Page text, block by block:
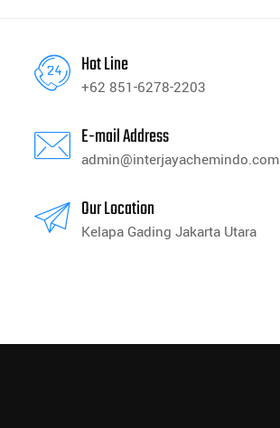
Hot Line
+62 851-6278-2203
E-mail Address
admin@interjayachemindo.com
Our Location
Kelapa Gading Jakarta Utara